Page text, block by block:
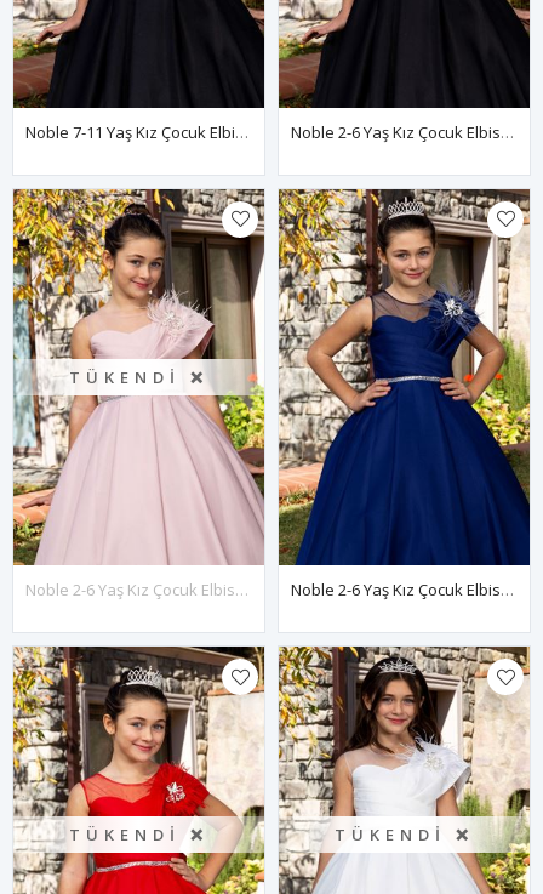
Noble 7-11 Yaş Kız Çocuk Elbise 30091 Siyah Noble 2-6 Yaş Kız Çocuk Elbise 20091 Siyah
TÜKENDI ❌
Noble 2-6 Yaş Kız Çocuk Elbise 20091 Pudra Noble 2-6 Yaş Kız Çocuk Elbise 20091 Lacivert
TÜKENDI ❌ TÜKENDI ❌